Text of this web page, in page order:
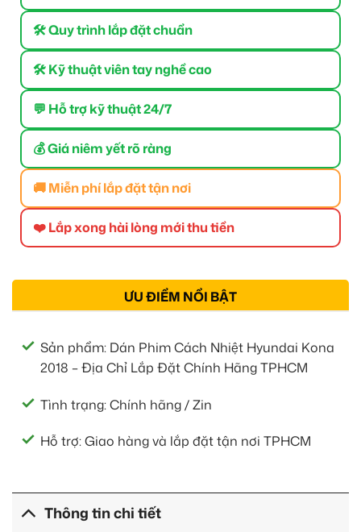
🛠 Quy trình lắp đặt chuẩn
🛠 Kỹ thuật viên tay nghề cao
💬 Hỗ trợ kỹ thuật 24/7
💰 Giá niêm yết rõ ràng
🚚 Miễn phí lắp đặt tận nơi
❤️ Lắp xong hài lòng mới thu tiền
ƯU ĐIỂM NỔI BẬT
Sản phẩm: Dán Phim Cách Nhiệt Hyundai Kona
2018 – Địa Chỉ Lắp Đặt Chính Hãng TPHCM
Tình trạng: Chính hãng / Zin
Hỗ trợ: Giao hàng và lắp đặt tận nơi TPHCM
Thông tin chi tiết